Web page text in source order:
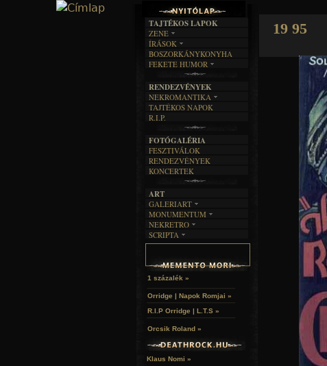
19 95
TAJTÉKOS LAPOK
ZENE
EGYÜTTESEK
INTERJÚK
FORDÍTÁSOK
DALSZÖVEGEK
ÍRÁSOK
IRODALOM
FILM
MŰVÉSZET
ÍRÁSTÖRTÉNET
BOSZORKÁNYKONYHA
FEKETE HUMOR
SZÖVEGES
RENDEZVÉNYEK
NEKROMANTIKA
AKTUÁLIS
A MÚLT
TAJTÉKOS NAPOK
R.I.P.
FOTÓGALÉRIA
FESZTIVÁLOK
RENDEZVÉNYEK
KONCERTEK
ART
GALERIART
ARTGALERI
KÉPREGÉNYEK
LAKÁSKULTS
MONUMENTUM
TEMETŐK
TEMPLOMOK
HELYEK
NEKRETRO
SZUBKULT
RELIKVIÁK
SCRIPTA
NOVELLÁK
HALÁLTÁNC
1 százalék »
Orridge | Napok Romjai »
R.I.P Orridge | L.T.S »
Orcsik Roland »
Klaus Nomi »